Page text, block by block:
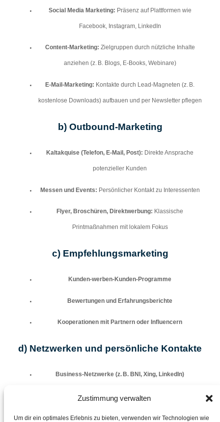
Zustimmung verwalten
Um dir ein optimales Erlebnis zu bieten, verwenden wir Technologien wie
Social Media Marketing: Präsenz auf Plattformen wie
Facebook, Instagram, LinkedIn
Content-Marketing: Zielgruppen durch nützliche Inhalte
anziehen (z. B. Blogs, E-Books, Webinare)
E-Mail-Marketing: Kontakte durch Lead-Magneten (z. B.
kostenlose Downloads) aufbauen und per Newsletter pflegen
b) Outbound-Marketing
Kaltakquise (Telefon, E-Mail, Post): Direkte Ansprache
potenzieller Kunden
Messen und Events: Persönlicher Kontakt zu Interessenten
Flyer, Broschüren, Direktwerbung: Klassische
Printmaßnahmen mit lokalem Fokus
c) Empfehlungsmarketing
Kunden-werben-Kunden-Programme
Bewertungen und Erfahrungsberichte
Kooperationen mit Partnern oder Influencern
d) Netzwerken und persönliche Kontakte
Business-Netzwerke (z. B. BNI, Xing, LinkedIn)
Regionale Unternehmernetzwerke
Persönliche Empfehlungen durch bestehende Kunden oder